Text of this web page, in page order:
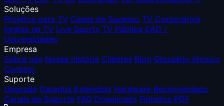
Soluções
Projetos para TV Cases de Sucesso TV Corporativa
Igrejas na TV Live Sports TV Pública EAD /
Universidades
Empresa
Sobre nós Nossa história Clientes Blog Glossário técnico
Contato
Suporte
Upgrade Garantia Estendida Hardware Recomendado
Canais de Suporte FAQ Downloads Folhetos PDF